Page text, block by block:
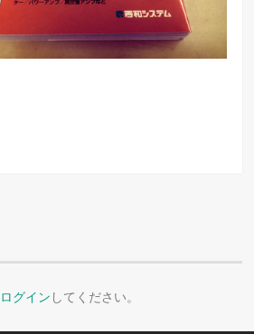
ログイン してください。